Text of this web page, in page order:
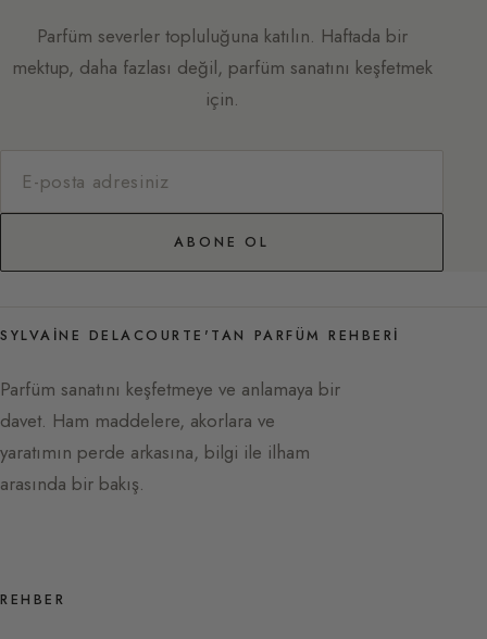
Parfüm severler topluluğuna katılın. Haftada bir
mektup, daha fazlası değil, parfüm sanatını keşfetmek
için.
ABONE OL
SYLVAINE DELACOURTE'TAN PARFÜM REHBERI
Parfüm sanatını keşfetmeye ve anlamaya bir
davet. Ham maddelere, akorlara ve
yaratımın perde arkasına, bilgi ile ilham
arasında bir bakış.
REHBER